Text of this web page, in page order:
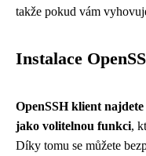
takže pokud vám
Instalace
OpenSSH klient
jako volitelnou funkci,
Díky tomu se můžete